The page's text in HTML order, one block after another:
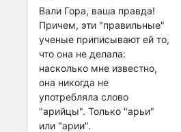
расстояний между
тонами): чистой квинты
(3:2), чистой кварты (4:3) и
октавы (2:1). Эти
интервалы соотнесены в
настройке так называемой
"Лиры Орфея". ... Иным
смыслом наделена
идеальная
Вали Гора, ваша правда!
Причем, эти "правильные"
ученые приписывают ей то,
что она не делала:
насколько мне известно,
она никогда не
употребляла слово
"арийцы". Только "арьи"
или "арии".